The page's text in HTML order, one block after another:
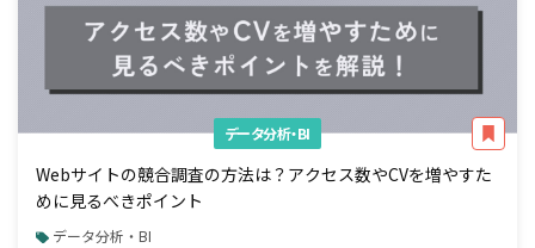
データ分析・BI
Webサイトの競合調査の方法は？アクセス数やCVを増やすた
めに見るべきポイント
データ分析・BI